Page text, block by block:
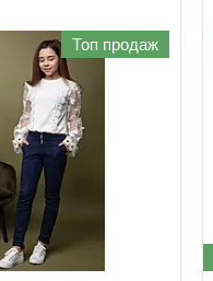
Топ продаж